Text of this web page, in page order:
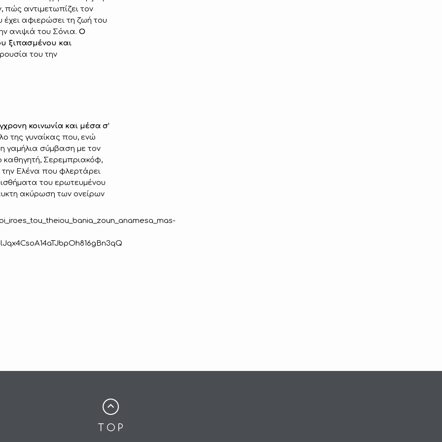
πώς αντιμετωπίζει τον
αφιερώσει τη ζωή του
ανιψιά του Σόνια. Ο
­ξιπασμένου και
του την
κοινωνία και μέσα σ’
της γυναίκας που, ενώ
γαμήλια σύμβαση με τον
καθηγητή, Σερεμπριακόφ,
την Ελένα που φλερτάρει
του ερωτευμένου
ακύρωση των ονείρων